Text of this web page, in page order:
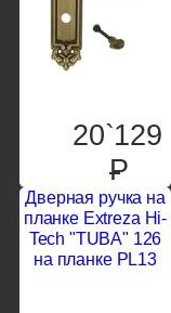
20`129
P
Дверная ручка на
планке Extreza Hi-
Tech "TUBA" 126
на планке PL13